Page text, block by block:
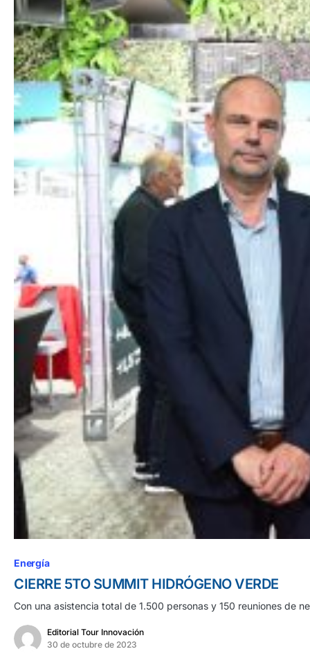
Energía
CIERRE 5TO SUMMIT HIDRÓGENO VERDE
Con una asistencia total de 1.500 personas y 150 reuniones de
Editorial Tour Innovación
30 de octubre de 2023